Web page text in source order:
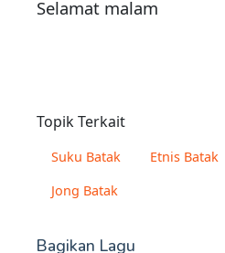
Selamat malam
Topik Terkait
Suku Batak Etnis Batak
Jong Batak
Bagikan Lagu